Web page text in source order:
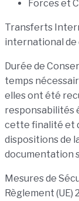
Forces et
Transferts
international de
Durée de
temps
elles ont été
responsabilités
cette finalité et
dispositions de
documentation
Mesures de
Règlement (UE)